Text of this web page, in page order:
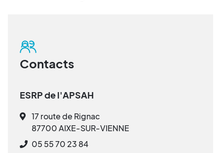
Contacts
ESRP de l'APSAH
17 route de Rignac
87700 AIXE-SUR-VIENNE
05 55 70 23 84